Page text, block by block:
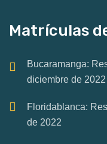
Matrículas
Bucaramanga:
diciembre de 2022
Floridablanca:
de 2022